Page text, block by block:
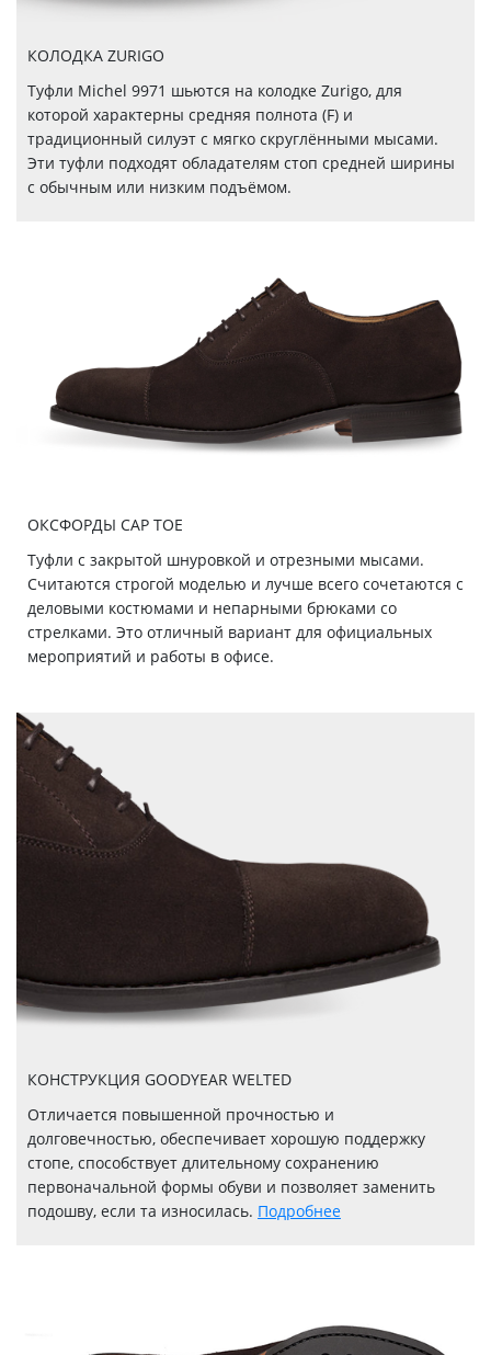
КОЛОДКА ZURIGO
Туфли Michel 9971 шьются на колодке Zurigo, для
которой характерны средняя полнота (F) и
традиционный силуэт с мягко скруглёнными мысами.
Эти туфли подходят обладателям стоп средней ширины
с обычным или низким подъёмом.
ОКСФОРДЫ CAP TOE
Туфли с закрытой шнуровкой и отрезными мысами.
Считаются строгой моделью и лучше всего сочетаются с
деловыми костюмами и непарными брюками со
стрелками. Это отличный вариант для официальных
мероприятий и работы в офисе.
КОНСТРУКЦИЯ GOODYEAR WELTED
Отличается повышенной прочностью и
долговечностью, обеспечивает хорошую поддержку
стопе, способствует длительному сохранению
первоначальной формы обуви и позволяет заменить
подошву, если та износилась. Подробнее